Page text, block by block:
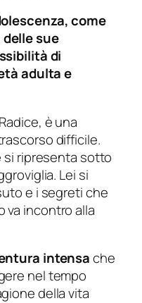
come
sue
di
adulta e
è una
difficile.
si ripresenta sotto
Lei si
e i segreti che
va incontro alla
intensache
nel tempo
della vita